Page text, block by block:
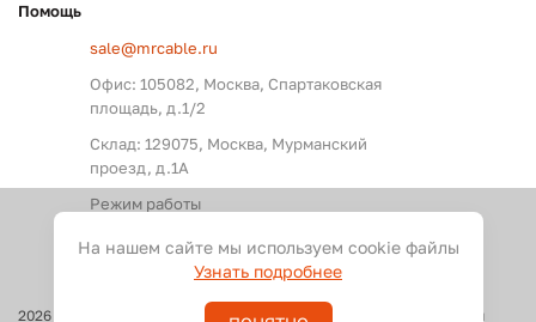
Помощь
sale@mrcable.ru
Офис: 105082, Москва, Спартаковская
площадь, д.1/2
Склад: 129075, Москва, Мурманский
проезд, д.1А
Режим работы
2026 Оптовые поставки кабелей и разъемов для аудио, видео и
На нашем сайте мы используем cookie файлы
Узнать подробнее